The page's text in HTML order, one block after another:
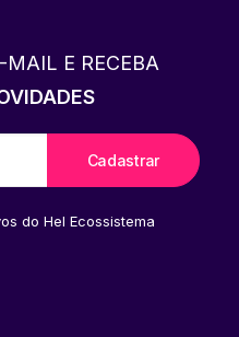
MAIL E RECEBA
do Hel Ecossistema